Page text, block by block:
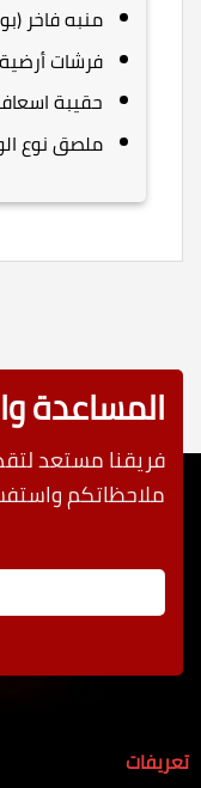
منبه فاخر
فرشات
حقيبة
ملصق نوع
المساعدة
فريقنا مستعد
ملاحظاتكم
تعريفات